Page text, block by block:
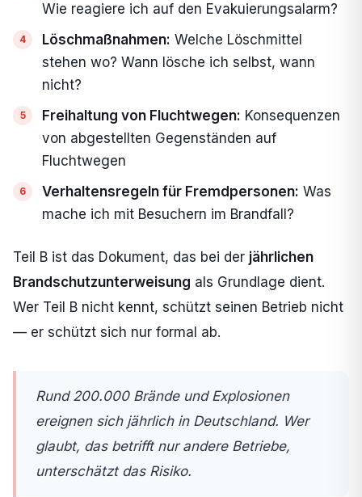
Wie reagiere ich auf den Evakuierungsalarm?
Löschmaßnahmen: Welche Löschmittel
stehen wo? Wann lösche ich selbst, wann
nicht?
Freihaltung von Fluchtwegen: Konsequenzen
von abgestellten Gegenständen auf
Fluchtwegen
Verhaltensregeln für Fremdpersonen: Was
mache ich mit Besuchern im Brandfall?
Teil B ist das Dokument, das bei der jährlichen
Brandschutzunterweisung als Grundlage dient.
Wer Teil B nicht kennt, schützt seinen Betrieb nicht
— er schützt sich nur formal ab.
Rund 200.000 Brände und Explosionen
ereignen sich jährlich in Deutschland. Wer
glaubt, das betrifft nur andere Betriebe,
unterschätzt das Risiko.